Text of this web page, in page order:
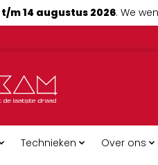
m 14 augustus 2026. We
Technieken Over ons